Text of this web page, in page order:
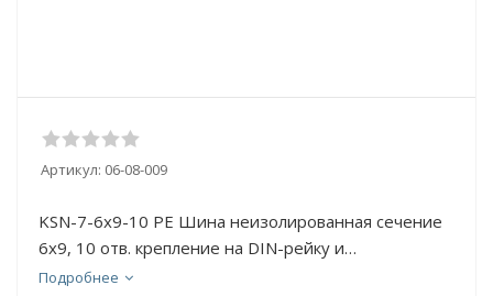
Артикул: 06-08-009
KSN-7-6x9-10 PE Шина неизолированная сечение
6х9, 10 отв. крепление на DIN-рейку и
поверхность, жел
Подробнее